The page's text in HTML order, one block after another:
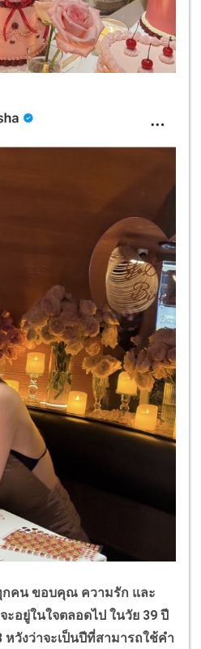
น ขอบคุณ ความรัก และ
อยู่ในใจตลอดไป ในวัย 39 ปี
หวังว่าจะเป็นปีที่สามารถใช้คำ